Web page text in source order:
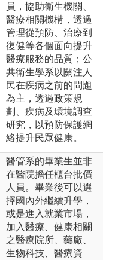
員，協助衛生機關、
醫療相關機構，透過
管理從預防、治療到
復健等各個面向提升
醫療服務的品質；公
共衛生學系以關注人
民在疾病之前的問題
為主，透過政策規
劃、疾病及環境調查
研究，以預防保護網
絡提升民眾健康。
醫管系的畢業生並非
在醫院擔任櫃台批價
人員。畢業後可以選
擇國內外繼續升學，
或是進入就業市場，
加入醫療、健康相關
之醫療院所、藥廠、
生物科技、醫療資